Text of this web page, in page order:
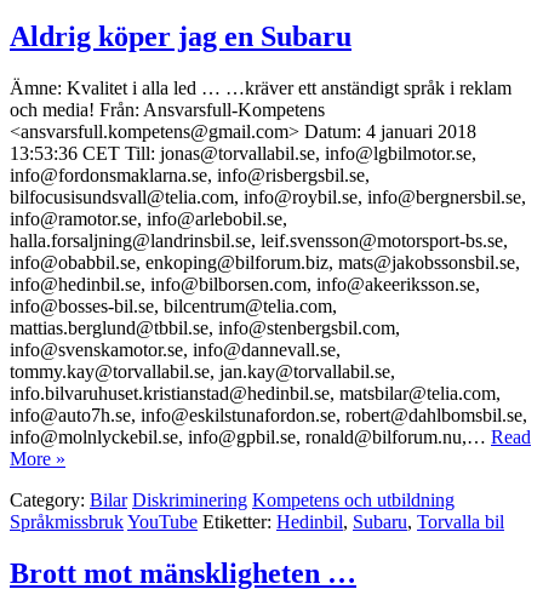
Aldrig köper jag en Subaru
Ämne: Kvalitet i alla led … …kräver ett anständigt språk i reklam
och media! Från: Ansvarsfull-Kompetens
<ansvarsfull.kompetens@gmail.com> Datum: 4 januari 2018
13:53:36 CET Till: jonas@torvallabil.se, info@lgbilmotor.se,
info@fordonsmaklarna.se, info@risbergsbil.se,
bilfocusisundsvall@telia.com, info@roybil.se, info@bergnersbil.se,
info@ramotor.se, info@arlebobil.se,
halla.forsaljning@landrinsbil.se, leif.svensson@motorsport-bs.se,
info@obabbil.se, enkoping@bilforum.biz, mats@jakobssonsbil.se,
info@hedinbil.se, info@bilborsen.com, info@akeeriksson.se,
info@bosses-bil.se, bilcentrum@telia.com,
mattias.berglund@tbbil.se, info@stenbergsbil.com,
info@svenskamotor.se, info@dannevall.se,
tommy.kay@torvallabil.se, jan.kay@torvallabil.se,
info.bilvaruhuset.kristianstad@hedinbil.se, matsbilar@telia.com,
info@auto7h.se, info@eskilstunafordon.se, robert@dahlbomsbil.se,
info@molnlyckebil.se, info@gpbil.se, ronald@bilforum.nu,… Read
More »
Category: Bilar Diskriminering Kompetens och utbildning
SpråkmissbrukYouTube Etiketter: Hedinbil, Subaru, Torvalla bil
Brott mot mänskligheten …